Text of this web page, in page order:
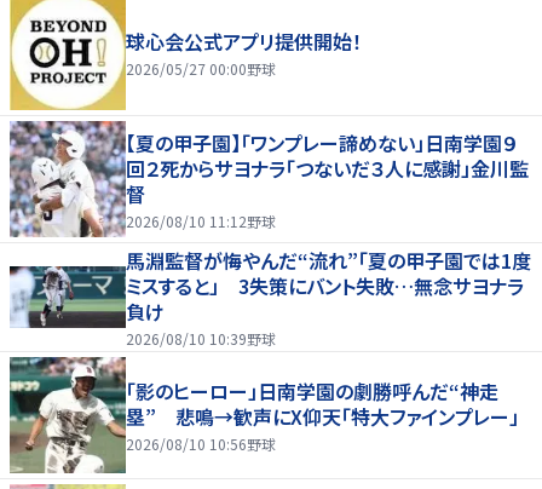
球心会公式アプリ提供開始！
2026/05/27 00:00野球
【夏の甲子園】「ワンプレー諦めない」日南学園９
回２死からサヨナラ「つないだ３人に感謝」金川監
督
2026/08/10 11:12野球
馬淵監督が悔やんだ“流れ”「夏の甲子園では1度
ミスすると」 3失策にバント失敗…無念サヨナラ
負け
2026/08/10 10:39野球
「影のヒーロー」日南学園の劇勝呼んだ“神走
塁” 悲鳴→歓声にX仰天「特大ファインプレー」
2026/08/10 10:56野球